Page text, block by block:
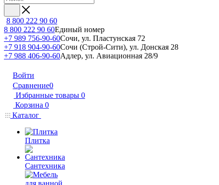
8 800 222 90 60
8 800 222 90 60Единый номер
+7 989 756-90-60Сочи, ул. Пластунская 72
+7 918 904-90-60Сочи (Строй-Сити), ул. Донская 28
+7 988 406-90-60Адлер, ул. Авиационная 28/9
Войти
Сравнение0
Избранные товары 0
Корзина 0
Каталог
Плитка
Сантехника